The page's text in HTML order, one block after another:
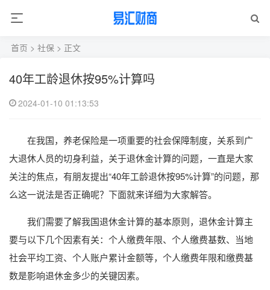
首页 > 社保 > 正文
40年工龄退休按95%计算吗
2024-01-10 01:13:53
在我国，养老保险是一项重要的社会保障制度，关系到广
大退休人员的切身利益，关于退休金计算的问题，一直是大家
关注的焦点，有朋友提出“40年工龄退休按95%计算”的问题，那
么这一说法是否正确呢？下面就来详细为大家解答。
我们需要了解我国退休金计算的基本原则，退休金计算主
要与以下几个因素有关：个人缴费年限、个人缴费基数、当地
社会平均工资、个人账户累计金额等，个人缴费年限和缴费基
数是影响退休金多少的关键因素。